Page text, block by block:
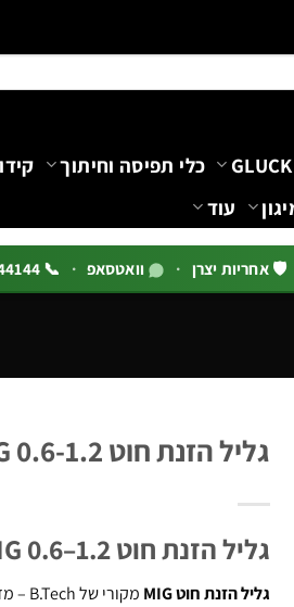
GLUCK כלי תפיסה וחיתוך
עוד
🛡️ אחריות יצרן · וואטסאפ · 📞 03-5444144 שלוחה 1
גליל הזנת חוט MIG 0.6-1.2 מ״מ | B.Tech
גליל הזנת חוט MIG 0.6–1.2 מ"מ | B.Tech
גליל הזנת חוט MIG